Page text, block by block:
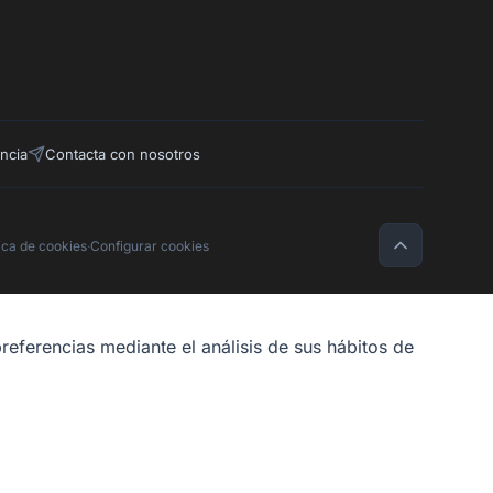
Contacta con nosotros
de cookies·Configurar cookies
mediante el análisis de sus hábitos de